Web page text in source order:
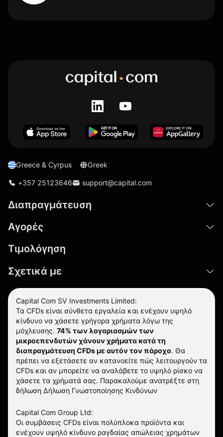
Greece & Cyrpus Greek
+357 25123646 support@capital.com
Διαπραγμάτευση
Αγορές
Τιμολόγηση
Σχετικά με
Capital Com SV Investments Limited:
Τα CFDs είναι σύνθετα εργαλεία και ενέχουν υψηλό
κίνδυνο να χάσετε γρήγορα χρήματα λόγω της
μόχλευσης. 74% των λογαριασμών των
μικροεπενδυτών χάνουν χρήματα κατά τη
διαπραγμάτευση CFDs με αυτόν τον πάροχο. Θα
πρέπει να εξετάσετε αν κατανοείτε πώς λειτουργούν τα
CFDs και αν μπορείτε να αναλάβετε το υψηλό ρίσκο να
χάσετε τα χρήματά σας. Παρακαλούμε ανατρέξτε στη
δήλωση Δήλωση Γνωστοποίησης Κινδύνων
Capital Com Group Ltd:
Οι συμβάσεις CFDs είναι πολύπλοκα προϊόντα και
ενέχουν υψηλό κίνδυνο ραγδαίας απώλειας χρημάτων